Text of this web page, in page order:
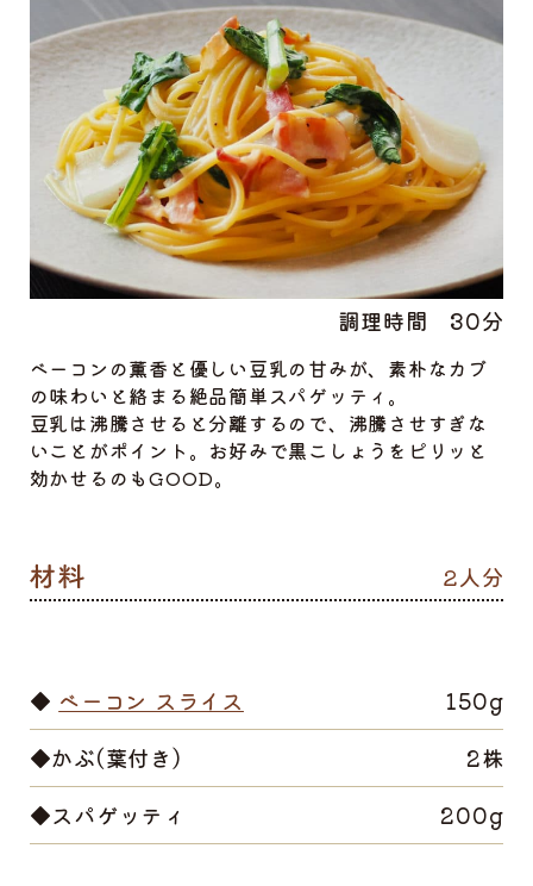
調理時間 30分
ベーコンの薫香と優しい豆乳の甘みが、素朴なカブ
の味わいと絡まる絶品簡単スパゲッティ。
豆乳は沸騰させると分離するので、沸騰させすぎな
いことがポイント。お好みで黒こしょうをピリッと
効かせるのもGOOD。
2人分
◆ ベーコン スライス
150g
◆かぶ(葉付き)
2株
◆スパゲッティ
200g